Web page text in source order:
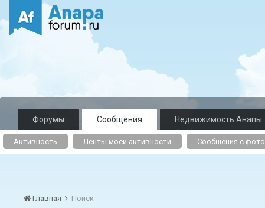
Форумы Сообщения
Активность Ленты моей активности Сообщения с фото
Недвижимость Анапы
Главная Поиск